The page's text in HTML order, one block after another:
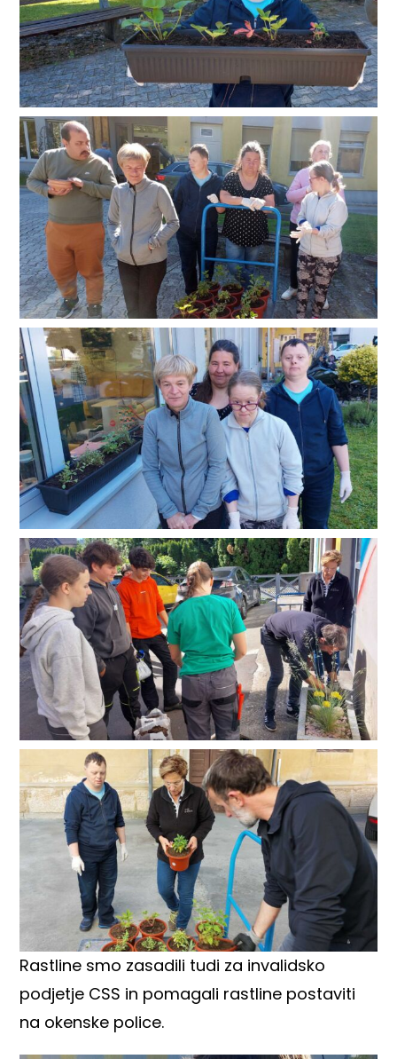
Rastline smo zasadili tudi za invalidsko
podjetje CSS in pomagali rastline postaviti
na okenske police.